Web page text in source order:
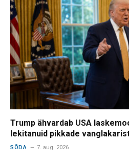
Trump ähvardab USA
lekitanuid pikkade
SÕDA 7. aug. 2026